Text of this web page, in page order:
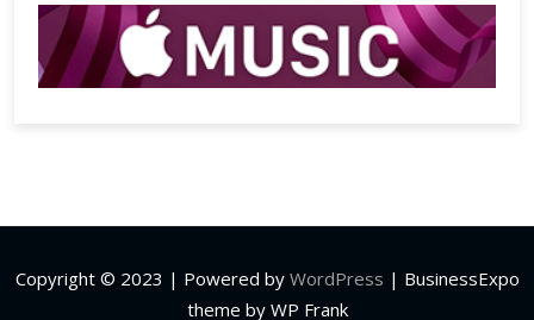
Copyright © 2023 | Powered by WordPress | BusinessExpo
theme by WP Frank